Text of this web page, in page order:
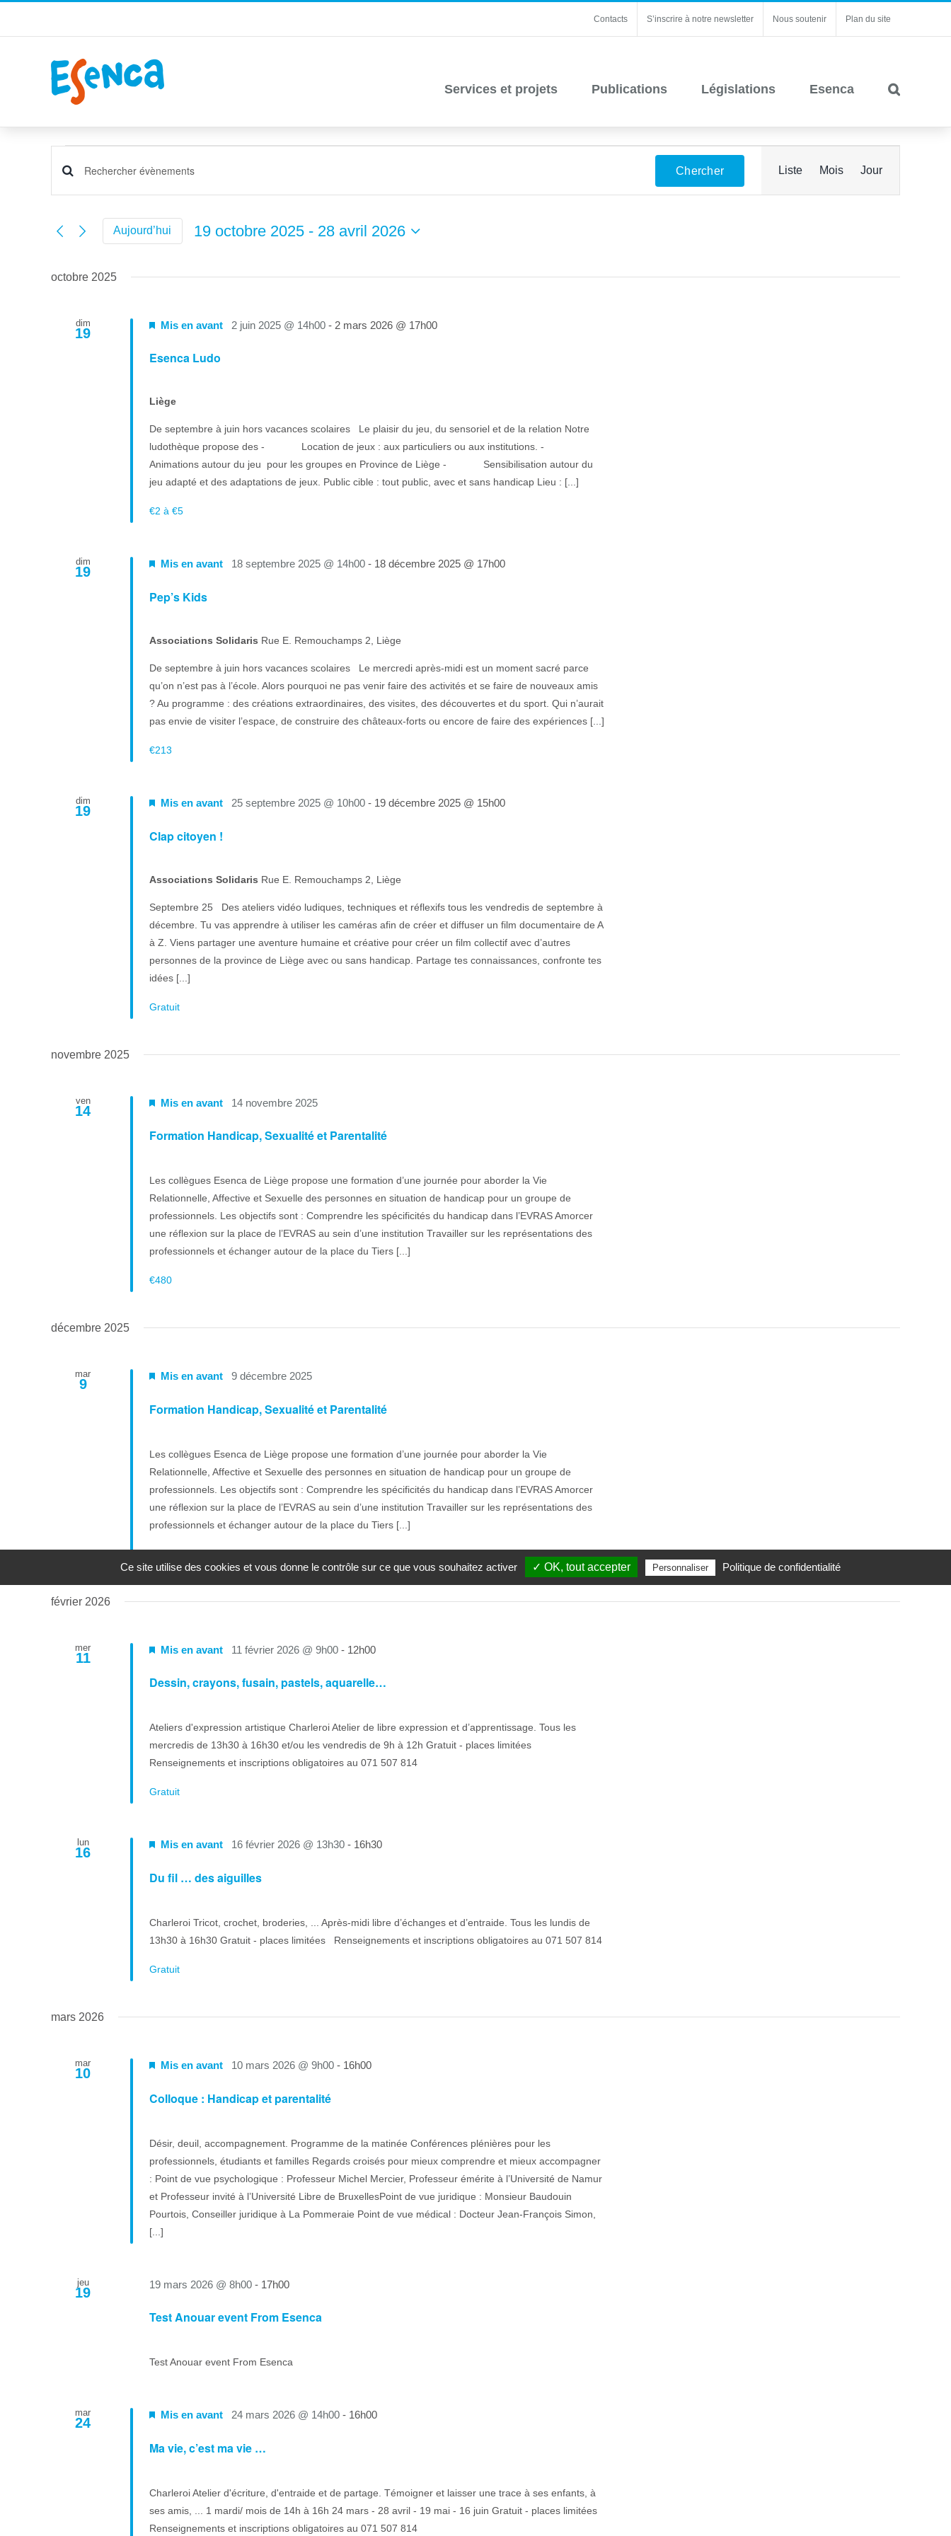
Contacts S’inscrire à notre newsletter Nous soutenir Plan du site
Services et projets Publications Législations Esenca
Recherche
et
navigation
de
Évènements
Saisir
mot-
Rechercher
mot-
Chercher
de
vues
Liste Mois Jour
Aujourd’hui 19 octobre 2025 - 28 avril 2026
date.
octobre 2025
dim
19
Esenca Ludo
Mis en avant 2 juin 2025 @ 14h00- 2 mars 2026 @ 17h00
Liège
De septembre à juin hors vacances scolaires Le plaisir du jeu, du sensoriel et de la relation Notre
ludothèque propose des - Location de jeux : aux particuliers ou aux institutions. -
Animations autour du jeu pour les groupes en Province de Liège - Sensibilisation autour du
jeu adapté et des adaptations de jeux. Public cible : tout public, avec et sans handicap Lieu : [...]
€2 à €5
dim
19
Pep’s Kids
Mis en avant 18 septembre 2025 @ 14h00- 18 décembre 2025 @ 17h00
Associations Solidaris Rue E. Remouchamps 2, Liège
De septembre à juin hors vacances scolaires Le mercredi après-midi est un moment sacré parce
qu’on n’est pas à l’école. Alors pourquoi ne pas venir faire des activités et se faire de nouveaux amis
? Au programme : des créations extraordinaires, des visites, des découvertes et du sport. Qui n’aurait
pas envie de visiter l’espace, de construire des châteaux-forts ou encore de faire des expériences [...]
€213
dim
19
Clap citoyen !
Mis en avant 25 septembre 2025 @ 10h00- 19 décembre 2025 @ 15h00
Associations Solidaris Rue E. Remouchamps 2, Liège
Septembre 25 Des ateliers vidéo ludiques, techniques et réflexifs tous les vendredis de septembre à
décembre. Tu vas apprendre à utiliser les caméras afin de créer et diffuser un film documentaire de A
à Z. Viens partager une aventure humaine et créative pour créer un film collectif avec d’autres
personnes de la province de Liège avec ou sans handicap. Partage tes connaissances, confronte tes
idées [...]
Gratuit
novembre 2025
ven
14
Formation Handicap, Sexualité et Parentalité
Mis en avant 14 novembre 2025
Les collègues Esenca de Liège propose une formation d’une journée pour aborder la Vie
Relationnelle, Affective et Sexuelle des personnes en situation de handicap pour un groupe de
professionnels. Les objectifs sont : Comprendre les spécificités du handicap dans l’EVRAS Amorcer
une réflexion sur la place de l’EVRAS au sein d’une institution Travailler sur les représentations des
professionnels et échanger autour de la place du Tiers [...]
€480
décembre 2025
mar
9
Formation Handicap, Sexualité et Parentalité
Mis en avant 9 décembre 2025
Les collègues Esenca de Liège propose une formation d’une journée pour aborder la Vie
Relationnelle, Affective et Sexuelle des personnes en situation de handicap pour un groupe de
professionnels. Les objectifs sont : Comprendre les spécificités du handicap dans l’EVRAS Amorcer
une réflexion sur la place de l’EVRAS au sein d’une institution Travailler sur les représentations des
professionnels et échanger autour de la place du Tiers [...]
février 2026
mer
11
Dessin, crayons, fusain, pastels, aquarelle…
Mis en avant 11 février 2026 @ 9h00- 12h00
Ateliers d'expression artistique Charleroi Atelier de libre expression et d’apprentissage. Tous les
mercredis de 13h30 à 16h30 et/ou les vendredis de 9h à 12h Gratuit - places limitées
Renseignements et inscriptions obligatoires au 071 507 814
Gratuit
lun
16
Du fil … des aiguilles
Mis en avant 16 février 2026 @ 13h30- 16h30
Charleroi Tricot, crochet, broderies, ... Après-midi libre d’échanges et d’entraide. Tous les lundis de
13h30 à 16h30 Gratuit - places limitées Renseignements et inscriptions obligatoires au 071 507 814
Gratuit
mars 2026
mar
10
Colloque : Handicap et parentalité
Mis en avant 10 mars 2026 @ 9h00- 16h00
Désir, deuil, accompagnement. Programme de la matinée Conférences plénières pour les
professionnels, étudiants et familles Regards croisés pour mieux comprendre et mieux accompagner
: Point de vue psychologique : Professeur Michel Mercier, Professeur émérite à l’Université de Namur
et Professeur invité à l’Université Libre de BruxellesPoint de vue juridique : Monsieur Baudouin
Pourtois, Conseiller juridique à La Pommeraie Point de vue médical : Docteur Jean-François Simon,
[...]
jeu
19
Test Anouar event From Esenca
19 mars 2026 @ 8h00- 17h00
Test Anouar event From Esenca
mar
24
Ma vie, c’est ma vie …
Mis en avant 24 mars 2026 @ 14h00- 16h00
Charleroi Atelier d'écriture, d'entraide et de partage. Témoigner et laisser une trace à ses enfants, à
ses amis, ... 1 mardi/ mois de 14h à 16h 24 mars - 28 avril - 19 mai - 16 juin Gratuit - places limitées
Renseignements et inscriptions obligatoires au 071 507 814
Ce site utilise des cookies et vous donne le contrôle sur ce que vous souhaitez activer ✓ OK, tout accepter Personnaliser Politique de confidentialité